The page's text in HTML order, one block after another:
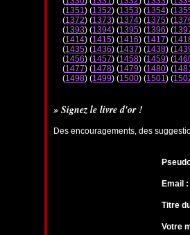
(1351) (1352) (1353) (1354) (
(1372) (1373) (1374) (1375) (
(1393) (1394) (1395) (1396) (
(1414) (1415) (1416) (1417) (
(1435) (1436) (1437) (1438) (
(1456) (1457) (1458) (1459) (
(1477) (1478) (1479) (1480) (
(1498) (1499) (1500) (1501) (
» Signez le livre d'or !
Des encouragements, des
Email :
Titre
Votre